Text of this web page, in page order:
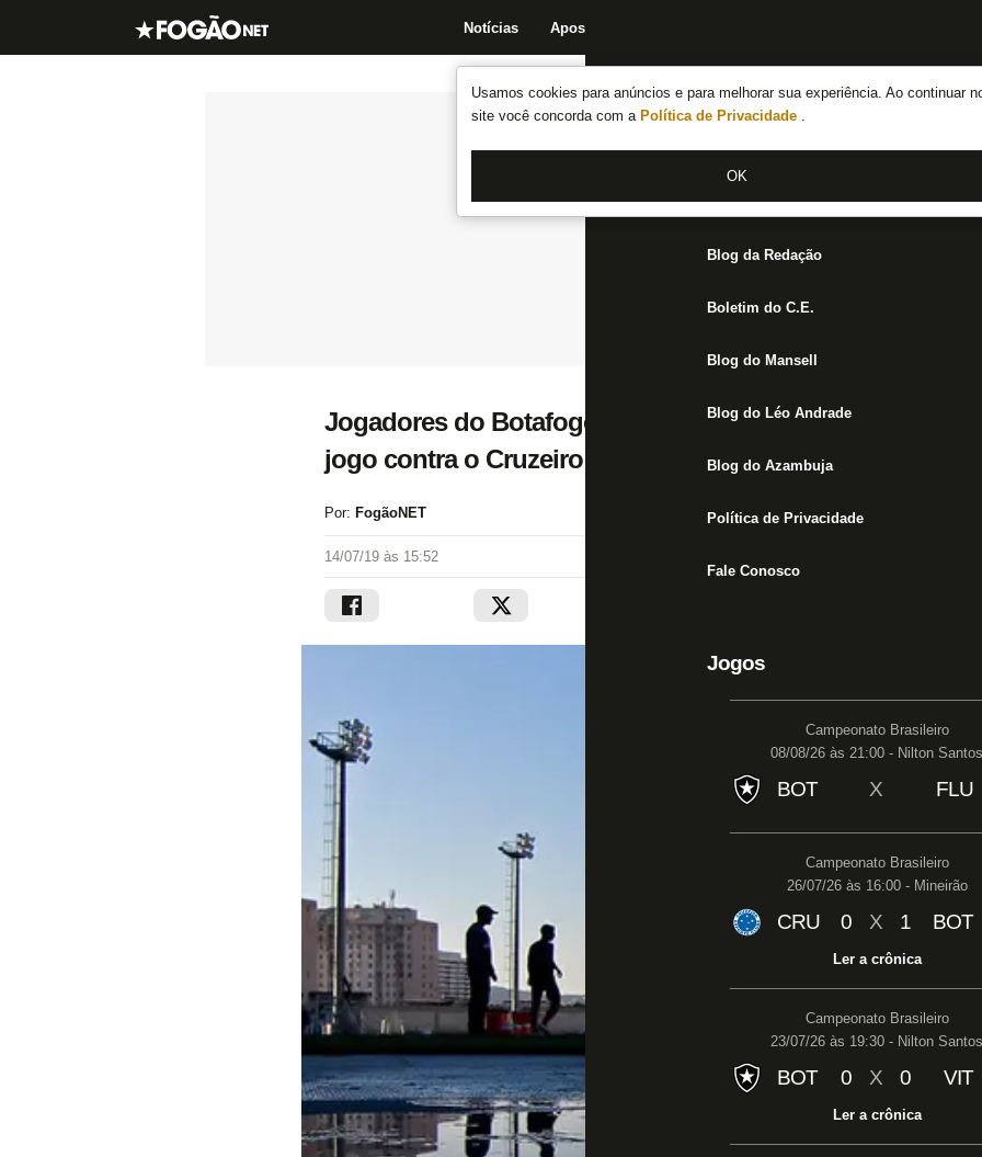
Usamos cookies para anúncios e para melhorar sua experiência. Ao continuar
site você concorda com a Política de Privacidade .
OK
Notícias Apostas
Notícias do Botafogo
Fórum
Jogos
Blog da Redação
Boletim do C.E.
Blog do Mansell
Blog do Léo Andrade
Blog do Azambuja
Política de Privacidade
Fale Conosco
Jogos
Campeonato Brasileiro
08/08/26 às 21:00 - Nilton Santos
BOT X FLU
Campeonato Brasileiro
26/07/26 às 16:00 - Mineirão
CRU 0 X 1 BOT
Ler a crônica
Campeonato Brasileiro
23/07/26 às 19:30 - Nilton Santos
BOT 0 X 0 VIT
Ler a crônica
Jogadores do Botafogo manterão silêncio como
jogo contra o Cruzeiro
Por: FogãoNET
14/07/19 às 15:52